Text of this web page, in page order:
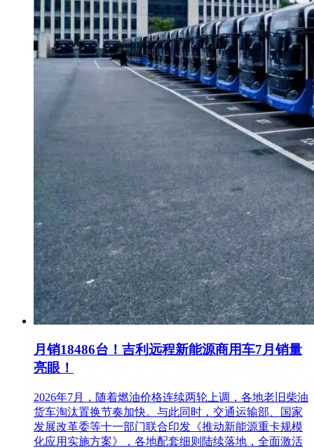
月销18486台！吉利远程新能源商用车7月销量
亮眼！
2026年7月，随着燃油价格连续两轮上调，各地老旧柴油
货车淘汰置换节奏加快。与此同时，交通运输部、国家
发展改革委等十一部门联合印发《推动新能源重卡规模
化应用实施方案》，各地配套细则陆续落地，全面激活